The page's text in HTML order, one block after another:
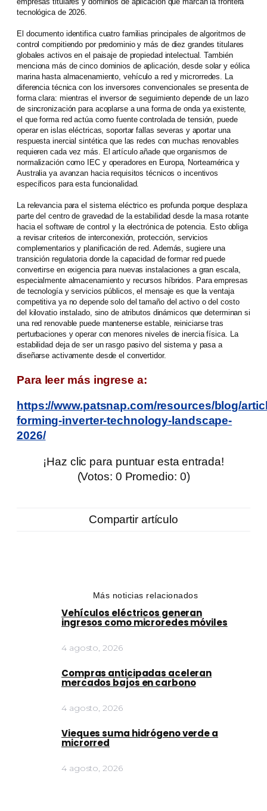
tecnológica de 2026.
El documento identifica cuatro familias principales de algoritmos de
control compitiendo por predominio y más de diez grandes titulares
globales activos en el paisaje de propiedad intelectual. También
menciona más de cinco dominios de aplicación, desde solar y eólica
marina hasta almacenamiento, vehículo a red y microrredes. La
diferencia técnica con los inversores convencionales se presenta de
forma clara: mientras el inversor de seguimiento depende de un lazo
de sincronización para acoplarse a una forma de onda ya existente,
el que forma red actúa como fuente controlada de tensión, puede
operar en islas eléctricas, soportar fallas severas y aportar una
respuesta inercial sintética que las redes con muchas renovables
requieren cada vez más. El artículo añade que organismos de
normalización como IEC y operadores en Europa, Norteamérica y
Australia ya avanzan hacia requisitos técnicos o incentivos
específicos para esta funcionalidad.
La relevancia para el sistema eléctrico es profunda porque desplaza
parte del centro de gravedad de la estabilidad desde la masa rotante
hacia el software de control y la electrónica de potencia. Esto obliga
a revisar criterios de interconexión, protección, servicios
complementarios y planificación de red. Además, sugiere una
transición regulatoria donde la capacidad de formar red puede
convertirse en exigencia para nuevas instalaciones a gran escala,
especialmente almacenamiento y recursos híbridos. Para empresas
de tecnología y servicios públicos, el mensaje es que la ventaja
competitiva ya no depende solo del tamaño del activo o del costo
del kilovatio instalado, sino de atributos dinámicos que determinan si
una red renovable puede mantenerse estable, reiniciarse tras
perturbaciones y operar con menores niveles de inercia física. La
estabilidad deja de ser un rasgo pasivo del sistema y pasa a
diseñarse activamente desde el convertidor.
Para leer más ingrese a:
https://www.patsnap.com/resources/blog/
forming-inverter-technology-landscape-
2026/
¡Haz clic para puntuar esta entrada!
(Votos: 0 Promedio: 0)
Compartir artículo
Más noticias relacionados
Vehículos eléctricos generan
ingresos como microredes móviles
4 agosto, 2026
Compras anticipadas aceleran
mercados bajos en carbono
4 agosto, 2026
Vieques suma hidrógeno verde a
microrred
4 agosto, 2026